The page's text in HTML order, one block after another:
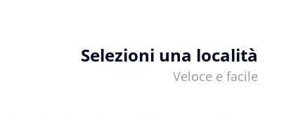
Selezioni una località
Veloce e facile